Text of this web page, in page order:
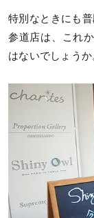
特別なときにも
参道店は、これ
はないでしょうか